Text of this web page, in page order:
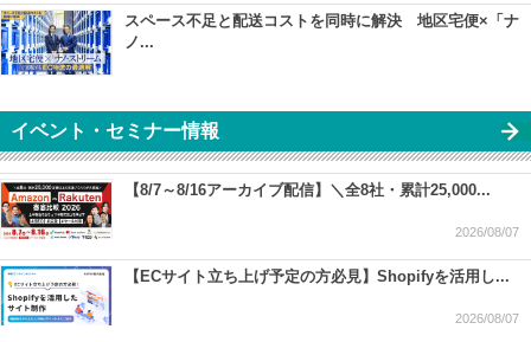
スペース不足と配送コストを同時に解決 地区宅便×「ナ
ノ...
イベント・セミナー情報
【8/7～8/16アーカイブ配信】＼全8社・累計25,000...
2026/08/07
【ECサイト立ち上げ予定の方必見】Shopifyを活用し...
2026/08/07